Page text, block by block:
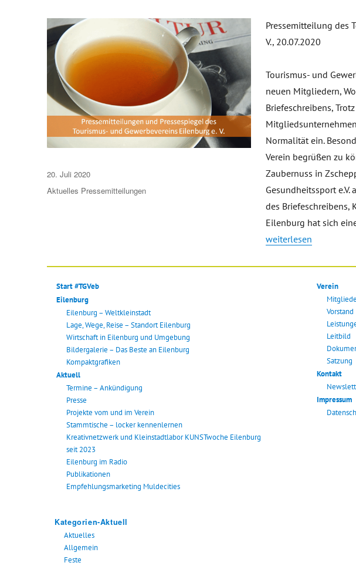
Pressemitteilung des
V., 20.07.2020
Tourismus- und
neuen Mitgliedern,
Briefeschreibens,
Normalität ein.
Verein begrüßen zu
Zaubernuss in
Gesundheitssport e.V.
des Briefeschreibens,
Eilenburg hat sich
„Tourismus- und
weiterlesen
Veröffentlicht
am
20. Juli 2020
Aktuelles Pressemitteilungen
Start #TGVeb
Eilenburg
Eilenburg – Weltkleinstadt
Lage, Wege, Reise – Standort Eilenburg
Wirtschaft in Eilenburg und Umgebung
Bildergalerie – Das Beste an Eilenburg
Kompaktgrafiken
Aktuell
Termine – Ankündigung
Presse
Projekte vom und im Verein
Stammtische – locker kennenlernen
Kreativnetzwerk und Kleinstadtlabor KUNSTwoche Eilenburg
seit 2023
Eilenburg im Radio
Publikationen
Empfehlungsmarketing Muldecities
Kategorien-Aktuell
Aktuelles
Allgemein
Feste
Verein
Vorstand
Leitbild
Satzung
Kontakt
Impressum